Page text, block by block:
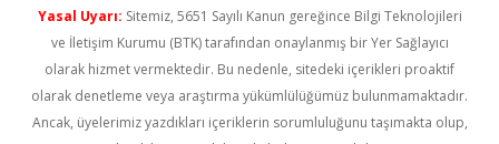
Yasal Uyarı: Sitemiz, 5651 Sayılı Kanun gereğince Bilgi Teknolojileri
ve İletişim Kurumu (BTK) tarafından onaylanmış bir Yer Sağlayıcı
olarak hizmet vermektedir. Bu nedenle, sitedeki içerikleri proaktif
olarak denetleme veya araştırma yükümlülüğümüz bulunmamaktadır.
Ancak, üyelerimiz yazdıkları içeriklerin sorumluluğunu taşımakta olup,